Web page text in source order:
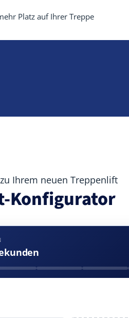
Platz auf Ihrer Treppe
Ihrem neuen Treppenlift
Konfigurator